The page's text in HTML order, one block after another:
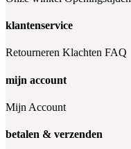
klantenservice
Retourneren Klachten FAQ
mijn account
Mijn Account
betalen & verzenden